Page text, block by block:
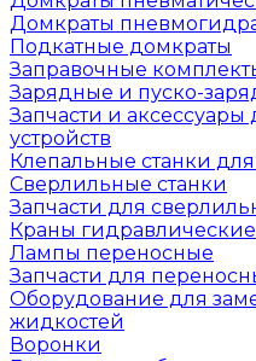
Домкраты
Подкатные домкраты
Заправочные
Зарядные и пуско-
Запчасти и
устройств
Клепальные станки
Сверлильные станки
Запчасти для
Краны гидравлические
Лампы переносные
Запчасти для
Оборудование для
жидкостей
Воронки